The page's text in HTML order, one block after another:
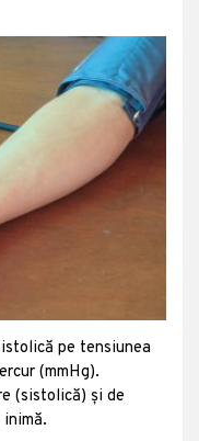
pe tensiunea
(mmHg).
(sistolică) și de